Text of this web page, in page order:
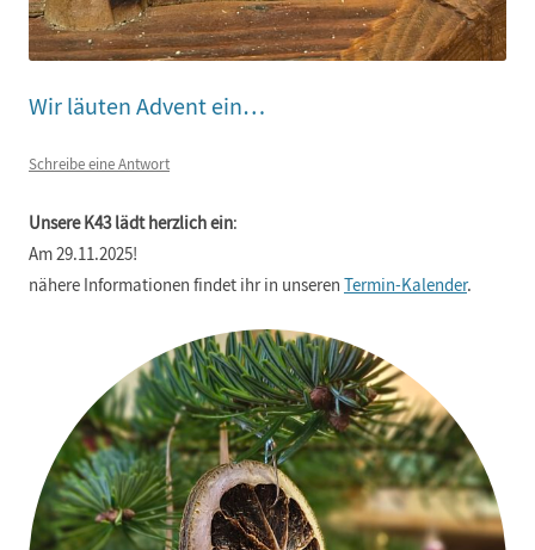
Wir läuten Advent ein…
Schreibe eine Antwort
Unsere K43 lädt herzlich ein:
Am 29.11.2025!
nähere Informationen findet ihr in unseren Termin-Kalender.